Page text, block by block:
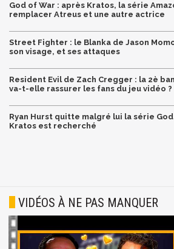
God of War : après Kratos, la série
remplacer Atreus et une autre actrice
Street Fighter : le Blanka de Jason
son visage, et ses attaques
Resident Evil de Zach Cregger : la 2è
va-t-elle rassurer les fans du jeu vidéo ?
Ryan Hurst quitte malgré lui la série
Kratos est recherché
VIDÉOS À NE PAS MANQUER